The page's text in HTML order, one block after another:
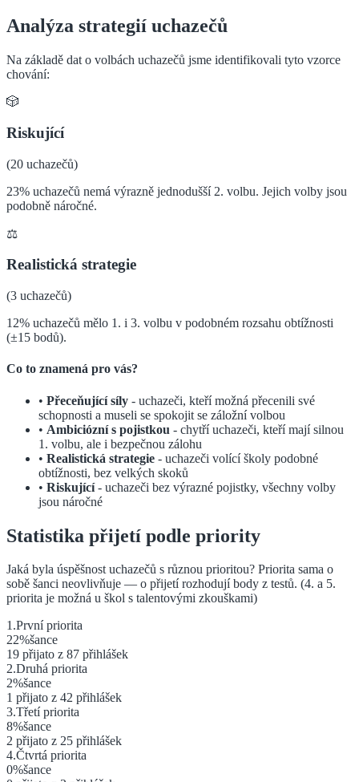
Analýza strategií uchazečů
Na základě dat o volbách uchazečů jsme identifikovali tyto vzorce
chování:
🎲
Riskující
(20 uchazečů)
23% uchazečů nemá výrazně jednodušší 2. volbu. Jejich volby jsou
podobně náročné.
⚖️
Realistická strategie
(3 uchazečů)
12% uchazečů mělo 1. i 3. volbu v podobném rozsahu obtížnosti
(±15 bodů).
Co to znamená pro vás?
• Přeceňující síly - uchazeči, kteří možná přecenili své
schopnosti a museli se spokojit se záložní volbou
• Ambiciózní s pojistkou - chytří uchazeči, kteří mají silnou
1. volbu, ale i bezpečnou zálohu
• Realistická strategie - uchazeči volící školy podobné
obtížnosti, bez velkých skoků
• Riskující- uchazeči bez výrazné pojistky, všechny volby
jsou náročné
Statistika přijetí podle priority
Jaká byla úspěšnost uchazečů s různou prioritou? Priorita sama o
sobě šanci neovlivňuje — o přijetí rozhodují body z testů. (4. a 5.
priorita je možná u škol s talentovými zkouškami)
1.První priorita
22%šance
19 přijato z 87 přihlášek
2.Druhá priorita
2%šance
1 přijato z 42 přihlášek
3.Třetí priorita
8%šance
2 přijato z 25 přihlášek
4.Čtvrtá priorita
0%šance